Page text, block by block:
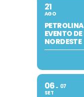
21
AGO
EVENTO
NORDESTE
06
SET
07